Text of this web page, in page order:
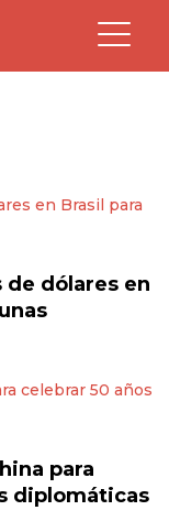
de dólares en
para
diplomáticas